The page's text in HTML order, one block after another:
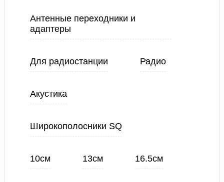
Антенные переходники и
адаптеры
Для радиостанции Радио
Акустика
Широкополосники SQ
10см 13см 16.5см